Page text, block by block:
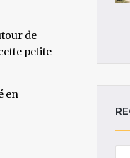
de
petite
en